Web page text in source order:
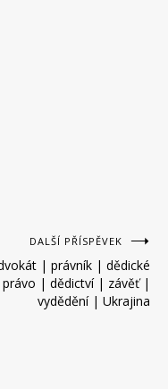
DALŠÍ PŘÍSPĚVEK
| právník | dědické
právo | dědictví | závěť |
vydědění | Ukrajina